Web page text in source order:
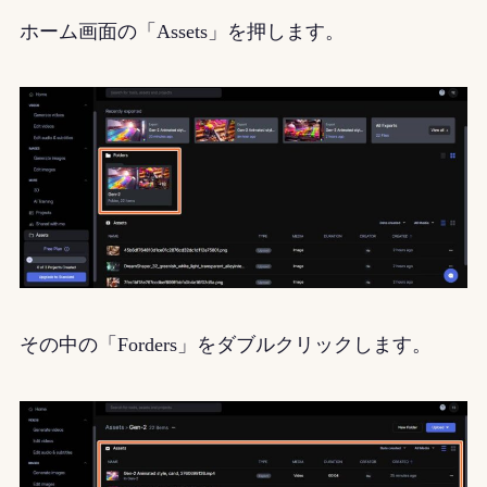
ホーム画面の「Assets」を押します。
その中の「Forders」をダブルクリックします。